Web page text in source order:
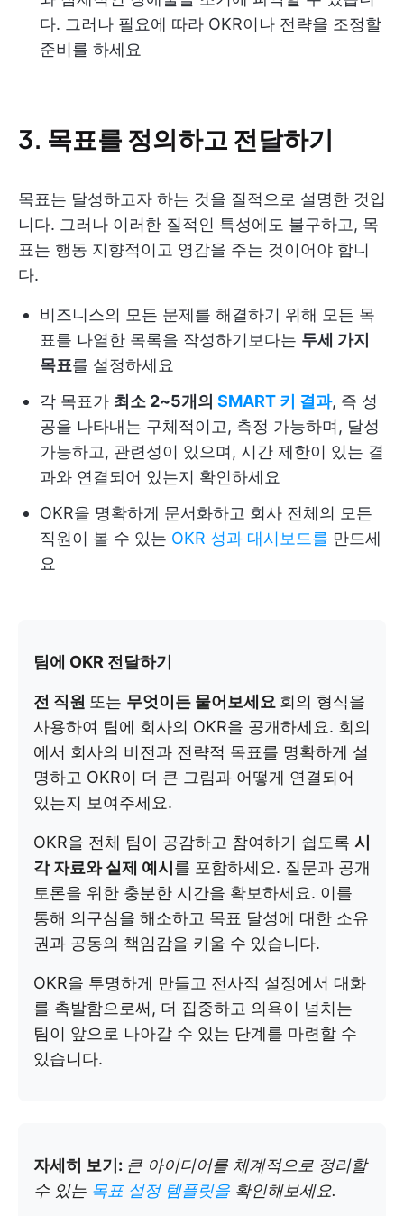
다. 그러나 필요에 따라 OKR이나 전략을 조정할
준비를 하세요
3. 목표를 정의하고 전달하기
목표는 달성하고자 하는 것을 질적으로 설명한 것입
니다. 그러나 이러한 질적인 특성에도 불구하고, 목
표는 행동 지향적이고 영감을 주는 것이어야 합니
다.
비즈니스의 모든 문제를 해결하기 위해 모든 목
표를 나열한 목록을 작성하기보다는 두세 가지
목표를 설정하세요
각 목표가 최소 2~5개의 SMART 키 결과, 즉 성
공을 나타내는 구체적이고, 측정 가능하며, 달성
가능하고, 관련성이 있으며, 시간 제한이 있는 결
과와 연결되어 있는지 확인하세요
OKR을 명확하게 문서화하고 회사 전체의 모든
직원이 볼 수 있는 OKR 성과 대시보드를 만드세
요
팀에 OKR 전달하기
전 직원 또는 무엇이든 물어보세요 회의 형식을
사용하여 팀에 회사의 OKR을 공개하세요. 회의
에서 회사의 비전과 전략적 목표를 명확하게 설
명하고 OKR이 더 큰 그림과 어떻게 연결되어
있는지 보여주세요.
OKR을 전체 팀이 공감하고 참여하기 쉽도록 시
각 자료와 실제 예시 를 포함하세요. 질문과 공개
토론을 위한 충분한 시간을 확보하세요. 이를
통해 의구심을 해소하고 목표 달성에 대한 소유
권과 공동의 책임감을 키울 수 있습니다.
OKR을 투명하게 만들고 전사적 설정에서 대화
를 촉발함으로써, 더 집중하고 의욕이 넘치는
팀이 앞으로 나아갈 수 있는 단계를 마련할 수
있습니다.
자세히 보기: 큰 아이디어를 체계적으로 정리할
수 있는 목표 설정 템플릿을 확인해보세요.